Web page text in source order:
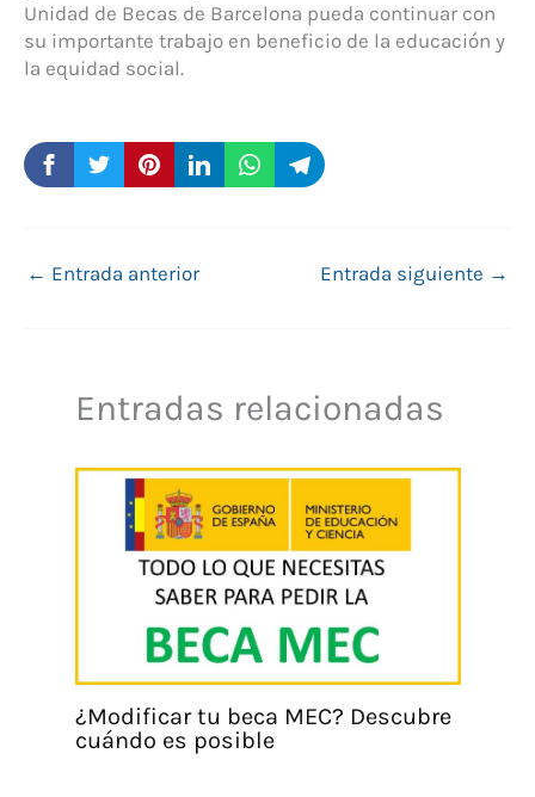
Unidad de Becas de Barcelona pueda continuar con
su importante trabajo en beneficio de la educación y
la equidad social.
← Entrada anterior Entrada siguiente →
Entradas relacionadas
¿Modificar tu beca MEC? Descubre
cuándo es posible